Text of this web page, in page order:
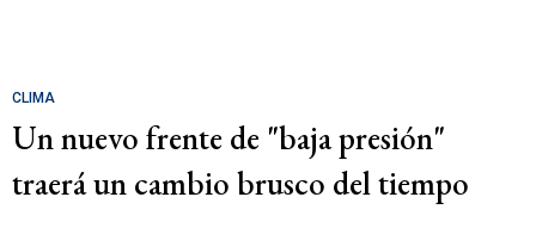
CLIMA
Un nuevo frente de "baja presión"
traerá un cambio brusco del tiempo